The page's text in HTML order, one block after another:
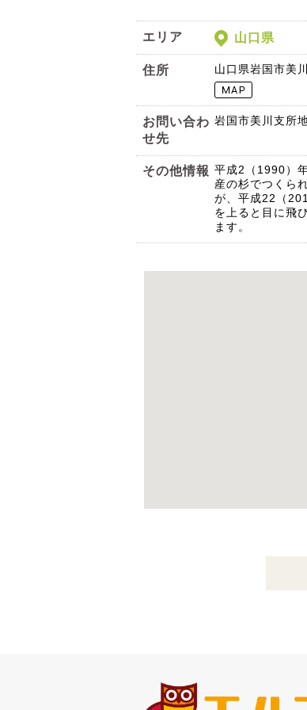
エリア 山口県
住所 山口県岩国市美
お問い合わ
せ先
岩国市美川支
その他情報 平成2（1990）
産の杉でつくら
が、平成22（
を上ると目に飛
ます。